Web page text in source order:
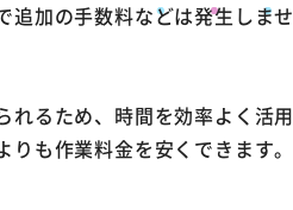
追加の手数料などは発生しませ
れるため、時間を効率よく活用
も作業料金を安くできます。